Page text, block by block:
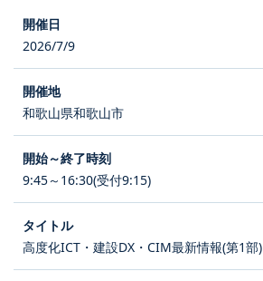
2026/7/9
和歌山県和歌山市
9:45～16:30(受付9:15)
高度化ICT・建設DX・CIM最新情報(第1部)